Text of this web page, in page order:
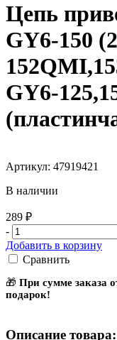
Цепь
GY6-150
GY6-
Артикул: 47919421
В наличии
289 ₽
-
Добавить в корзину
Сравнить
🎁 При сумме заказа
подарок!
Описание товара: